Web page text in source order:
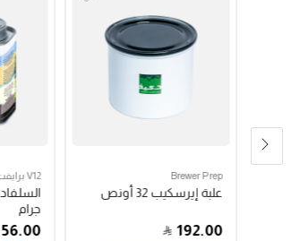
Brewer Prep
علبة إيرسكيب 32 أونص
192.00
V12 برايفت بلند
جرام
56.00